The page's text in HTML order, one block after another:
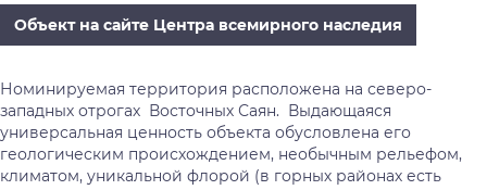
Объект на сайте Центра всемирного наследия
Номинируемая территория расположена на северо-
западных отрогах Восточных Саян. Выдающаяся
универсальная ценность объекта обусловлена его
геологическим происхождением, необычным рельефом,
климатом, уникальной флорой (в горных районах есть